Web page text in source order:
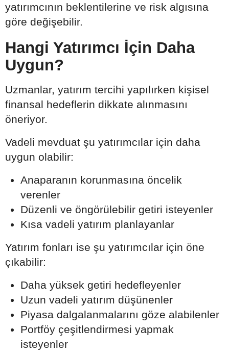
yatırımcının beklentilerine ve risk algısına
göre değişebilir.
Hangi Yatırımcı İçin Daha
Uygun?
Uzmanlar, yatırım tercihi yapılırken kişisel
finansal hedeflerin dikkate alınmasını
öneriyor.
Vadeli mevduat şu yatırımcılar için daha
uygun olabilir:
Anaparanın korunmasına öncelik
verenler
Düzenli ve öngörülebilir getiri isteyenler
Kısa vadeli yatırım planlayanlar
Yatırım fonları ise şu yatırımcılar için öne
çıkabilir:
Daha yüksek getiri hedefleyenler
Uzun vadeli yatırım düşünenler
Piyasa dalgalanmalarını göze alabilenler
Portföy çeşitlendirmesi yapmak
isteyenler